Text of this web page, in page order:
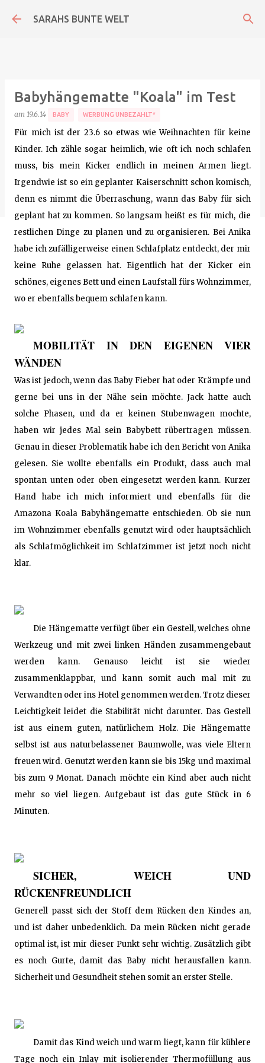
Direkt zum Hauptbereich
SARAHS BUNTE WELT
Babyhängematte "Koala" im Test
am 19.6.14 BABY WERBUNG UNBEZAHLT*
Für mich ist der 23.6 so etwas wie Weihnachten für keine
Kinder. Ich zähle sogar heimlich, wie oft ich noch schlafen
muss, bis mein Kicker endlich in meinen Armen liegt.
Irgendwie ist so ein geplanter Kaiserschnitt schon komisch,
denn es nimmt die Überraschung, wann das Baby für sich
geplant hat zu kommen. So langsam heißt es für mich, die
restlichen Dinge zu planen und zu organisieren. Bei Anika
habe ich zufälligerweise einen Schlafplatz entdeckt, der mir
keine Ruhe gelassen hat. Eigentlich hat der Kicker ein
schönes, eigenes Bett und einen Laufstall fürs Wohnzimmer,
wo er ebenfalls bequem schlafen kann.
MOBILITÄT IN DEN EIGENEN VIER
WÄNDEN
Was ist jedoch, wenn das Baby Fieber hat oder Krämpfe und
gerne bei uns in der Nähe sein möchte. Jack hatte auch
solche Phasen, und da er keinen Stubenwagen mochte,
haben wir jedes Mal sein Babybett rübertragen müssen.
Genau in dieser Problematik habe ich den Bericht von Anika
gelesen. Sie wollte ebenfalls ein Produkt, dass auch mal
spontan unten oder oben eingesetzt werden kann. Kurzer
Hand habe ich mich informiert und ebenfalls für die
Amazona Koala Babyhängematte entschieden. Ob sie nun
im Wohnzimmer ebenfalls genutzt wird oder hauptsächlich
als Schlafmöglichkeit im Schlafzimmer ist jetzt noch nicht
klar.
Die Hängematte verfügt über ein Gestell, welches ohne
Werkzeug und mit zwei linken Händen zusammengebaut
werden kann. Genauso leicht ist sie wieder
zusammenklappbar, und kann somit auch mal mit zu
Verwandten oder ins Hotel genommen werden. Trotz dieser
Leichtigkeit leidet die Stabilität nicht darunter. Das Gestell
ist aus einem guten, natürlichem Holz. Die Hängematte
selbst ist aus naturbelassener Baumwolle, was viele Eltern
freuen wird. Genutzt werden kann sie bis 15kg und maximal
bis zum 9 Monat. Danach möchte ein Kind aber auch nicht
mehr so viel liegen. Aufgebaut ist das gute Stück in 6
Minuten.
SICHER, WEICH UND
RÜCKENFREUNDLICH
Generell passt sich der Stoff dem Rücken den Kindes an,
und ist daher unbedenklich. Da mein Rücken nicht gerade
optimal ist, ist mir dieser Punkt sehr wichtig. Zusätzlich gibt
es noch Gurte, damit das Baby nicht herausfallen kann.
Sicherheit und Gesundheit stehen somit an erster Stelle.
Damit das Kind weich und warm liegt, kann für kühlere
Tage noch ein Inlay mit isolierender Thermofüllung aus